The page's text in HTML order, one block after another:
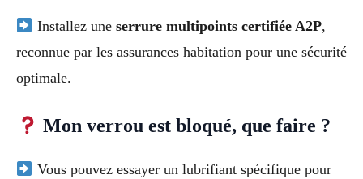
Installez une serrure multipoints certifiée A2P,
reconnue par les assurances habitation pour une sécurité
optimale.
Mon verrou est bloqué, que faire ?
Vous pouvez essayer un lubrifiant spécifique pour